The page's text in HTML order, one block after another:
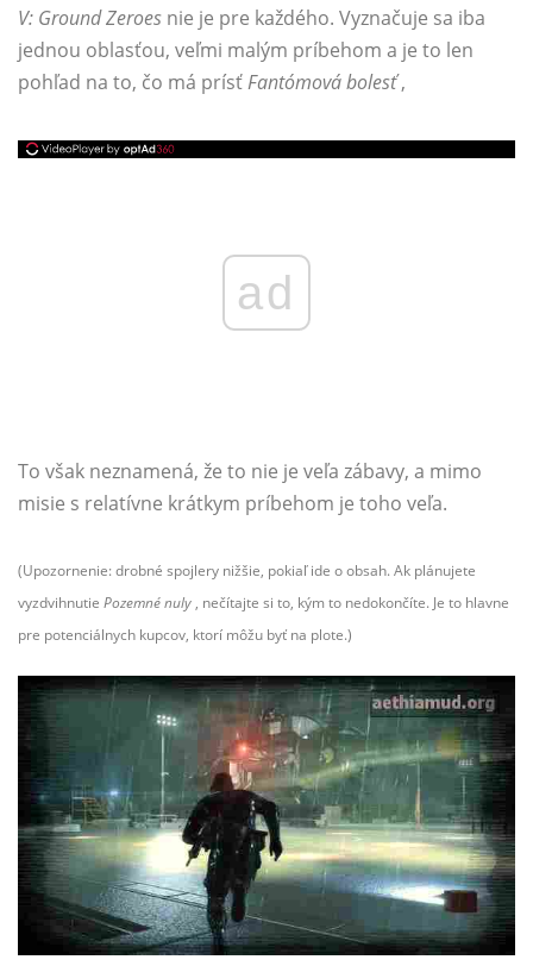
V: Ground Zeroes nie je pre každého. Vyznačuje sa iba
jednou oblasťou, veľmi malým príbehom a je to len
pohľad na to, čo má prísťFantómová bolesť,
ad
To však neznamená, že to nie je veľa zábavy, a mimo
misie s relatívne krátkym príbehom je toho veľa.
(Upozornenie: drobné spojlery nižšie, pokiaľ ide o obsah. Ak plánujete
vyzdvihnutie Pozemné nuly , nečítajte si to, kým to nedokončíte. Je to hlavne
pre potenciálnych kupcov, ktorí môžu byť na plote.)